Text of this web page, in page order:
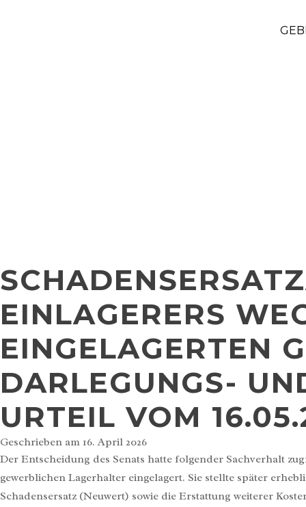
EINLAGERERS
EINGELAGERTEN
DARLEGUNGS-
URTEIL VOM
Geschrieben am 16. April 2026
Der Entscheidung des Senats hatte folgender Sachverhalt
gewerblichen Lagerhalter eingelagert. Sie stellte später
Schadensersatz (Neuwert) sowie die Erstattung weiterer